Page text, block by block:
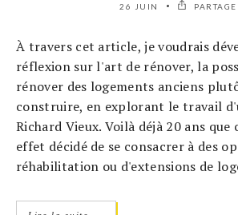
26 JUIN
À travers cet article, je voudrais
réflexion sur l'art de rénover, la
rénover des logements anciens
construire, en explorant le travail
Richard Vieux. Voilà déjà 20 ans
effet décidé de se consacrer à des
réhabilitation ou d'extensions de